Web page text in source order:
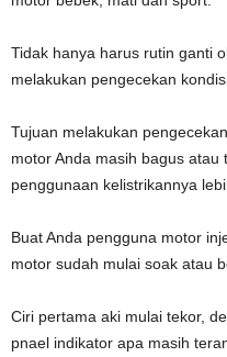
Tidak hanya harus rutin ganti
melakukan pengecekan
Tujuan melakukan
motor Anda masih bagus
penggunaan kelistrikannya
Buat Anda pengguna motor
motor sudah mulai soak atau
Ciri pertama aki mulai tekor,
pnael indikator apa masih